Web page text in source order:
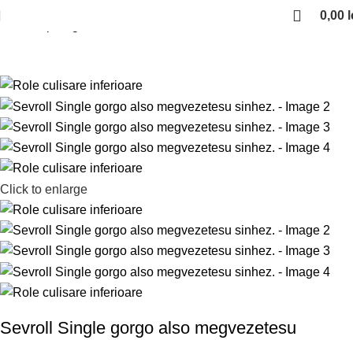
0,00
Click to enlarge
Sevroll Single gorgo also megvezetesu